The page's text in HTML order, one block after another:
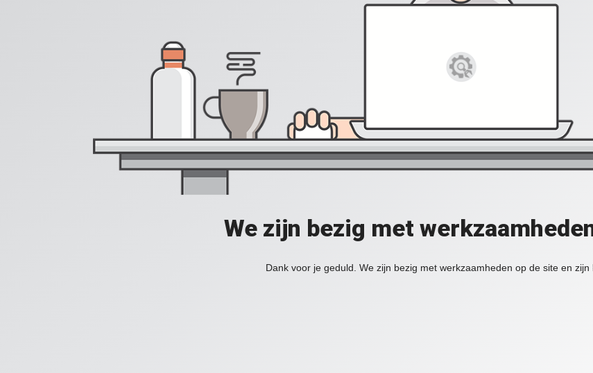
We zijn bezig met
Dank voor je geduld. We zijn bezig met werkzaamheden op de site en zijn